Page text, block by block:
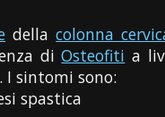
dellacolonna
diOsteofiti a
I sintomi sono:
spastica